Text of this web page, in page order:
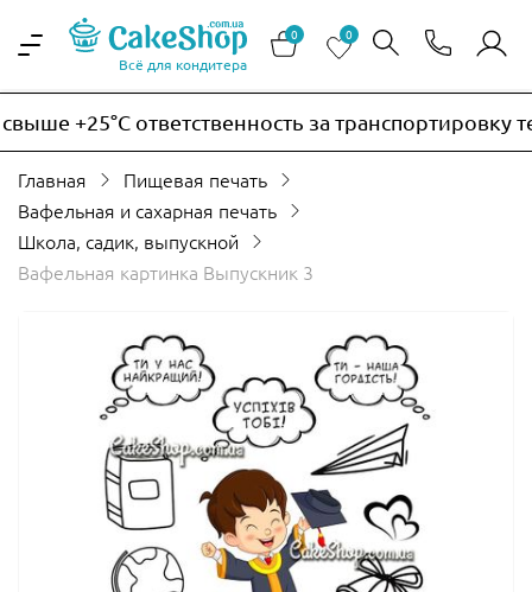
Всё для кондитера
0 0
+25°C ответственность за транспортировку
Главная
Пищевая печать
Вафельная и сахарная печать
Школа, садик, выпускной
Вафельная картинка Выпускник 3